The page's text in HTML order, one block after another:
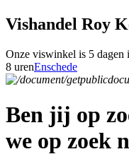
Vishandel Roy
Onze viswinkel is 5 dagen
8 urenEnschede
Ben jij op
we op zoek